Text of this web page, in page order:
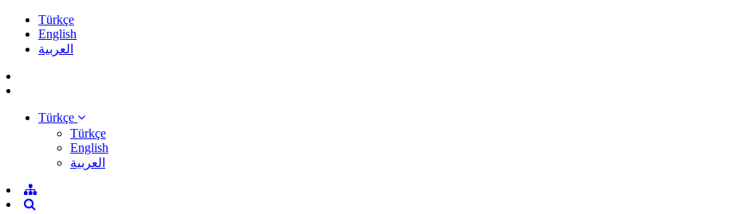
Türkçe
English
العربية
Türkçe
Türkçe
English
العربية